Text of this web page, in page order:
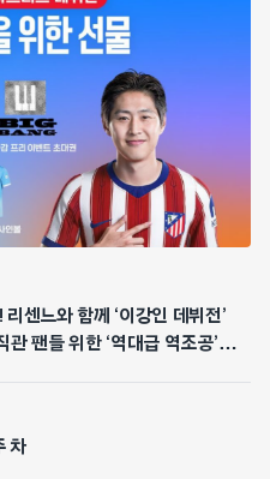
센느와 함께 ‘이강인 데뷔전’
팬들 위한 ‘역대급 역조공’
차